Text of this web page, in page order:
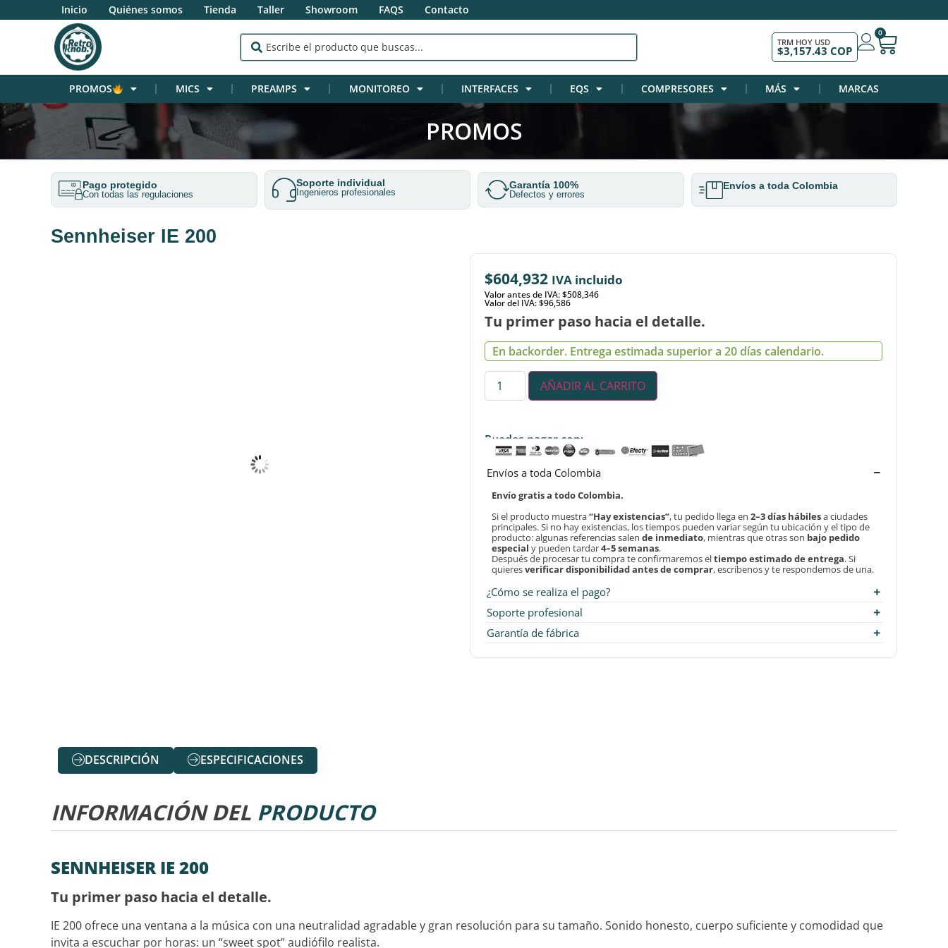
Inicio Quiénes somos Tienda Taller Showroom FAQS Contacto
TRM HOY USD
$3,157.43 COP
0
PROMOS MICS PREAMPS MONITOREO INTERFACES EQS COMPRESORES MÁS MARCAS
PROMOS
Pago protegido
Con todas las regulaciones
Soporte individual
Ingenieros profesionales
Garantía 100%
Defectos y errores
Envíos a toda Colombia
Sennheiser IE 200
$604,932 IVA incluido
Valor antes de IVA: $508,346
Valor del IVA: $96,586
Tu primer paso hacia el detalle.
En backorder. Entrega estimada superior a 20 días calendario.
AÑADIR AL CARRITO
Puedes pagar con:
Envíos a toda Colombia
Envío gratis a todo Colombia.
Si el producto muestra“Hay existencias”, tu pedido llega en2–3 días hábilesa ciudades
principales. Si no hay existencias, los tiempos pueden variar según tu ubicación y el tipo de
producto: algunas referencias salende inmediato, mientras que otras son bajo pedido
especial y pueden tardar4–5 semanas.
Después de procesar tu compra te confirmaremos eltiempo estimado de entrega. Si
quieresverificar disponibilidad antes de comprar, escríbenos y te respondemos de una.
¿Cómo se realiza el pago?
Soporte profesional
Garantía de fábrica
DESCRIPCIÓN ESPECIFICACIONES
INFORMACIÓN DEL PRODUCTO
SENNHEISER IE 200
Tu primer paso hacia el detalle.
IE 200 ofrece una ventana a la música con una neutralidad agradable y gran resolución para su tamaño. Sonido honesto, cuerpo suficiente y comodidad que
invita a escuchar por horas: un “sweet spot” audiófilo realista.